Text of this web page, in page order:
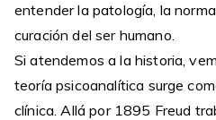
entender la patología, la
curación del ser humano.
Si atendemos a la historia,
teoría psicoanalítica surge
clínica. Allá por 1895 Freud